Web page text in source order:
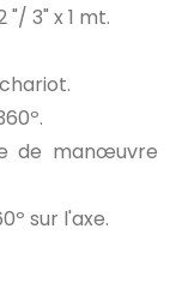
3" x 1 mt.
de manœuvre
sur l'axe.